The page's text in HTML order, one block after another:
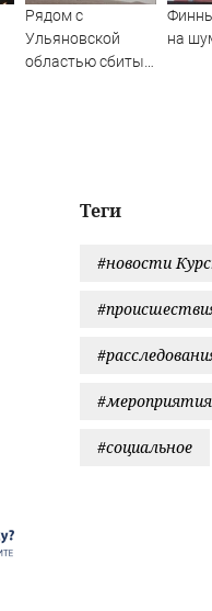
Рядом с
Ульяновской
областью сбиты
на
Теги
#новости
#мероприятия
#социальное